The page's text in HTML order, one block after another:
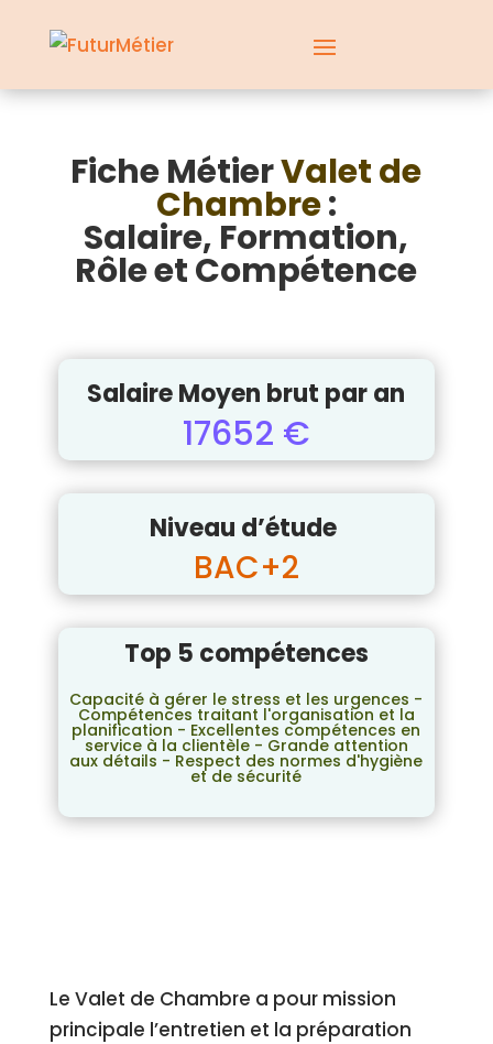
Fiche MétierValet de
Chambre:
Salaire, Formation,
Rôle et Compétence
Salaire Moyen brut par an
17652 €
Niveau d’étude
BAC+2
Top 5 compétences
Capacité à gérer le stress et les urgences -
Compétences traitant l'organisation et la
planification - Excellentes compétences en
service à la clientèle - Grande attention
aux détails - Respect des normes d'hygiène
et de sécurité
Le Valet de Chambre a pour mission
principale l’entretien et la préparation